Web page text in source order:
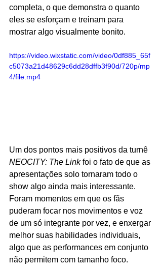
completa, o que demonstra o quanto
eles se esforçam e treinam para
mostrar algo visualmente bonito.
https://video.wixstatic.com/video/0df885_65f
c5073a21d48629c6dd28dffb3f90d/720p/mp
4/file.mp4
Um dos pontos mais positivos da turnê
NEOCITY: The Link foi o fato de que as
apresentações solo tornaram todo o
show algo ainda mais interessante.
Foram momentos em que os fãs
puderam focar nos movimentos e voz
de um só integrante por vez, e enxergar
melhor suas habilidades individuais,
algo que as performances em conjunto
não permitem com tamanho foco.